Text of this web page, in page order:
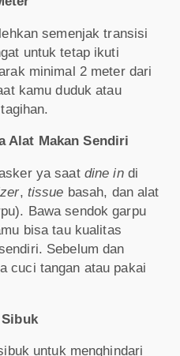
semenjak transisi
untuk tetap ikuti
minimal 2 meter dari
kamu duduk atau
Alat Makan Sendiri
ya saat dine indi
, tissue basah, dan alat
Bawa sendok garpu
bisa tau kualitas
Sebelum dan
cuci tangan atau pakai
untuk menghindari